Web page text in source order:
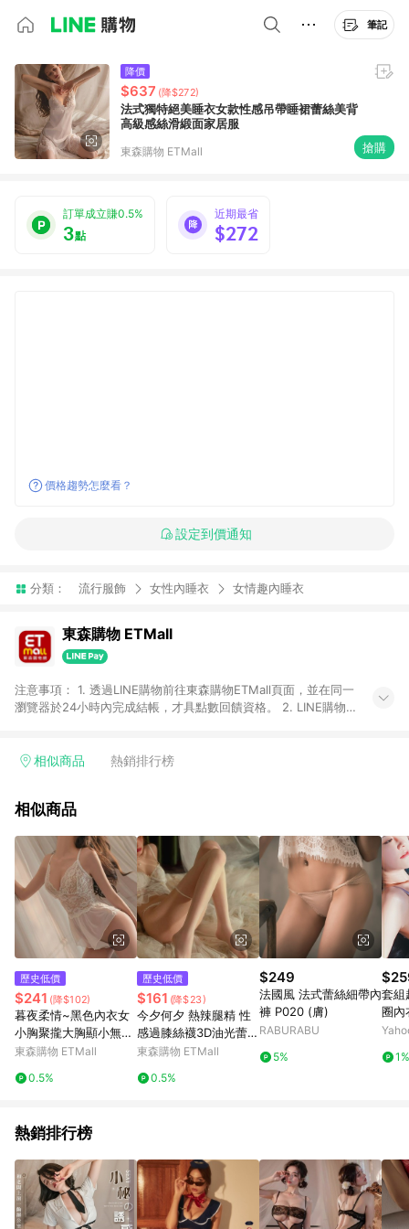
筆記
降價
$637 (降$272)
法式獨特絕美睡衣女款性感吊帶睡裙蕾絲美背
高級感絲滑緞面家居服
東森購物 ETMall 搶購
訂單成立賺0.5%
3點
近期最省
$272
價格趨勢怎麼看？
設定到價通知
分類： 流行服飾 女性內睡衣 女情趣內睡衣
東森購物 ETMall
注意事項： 1. 透過LINE購物前往東森購物ETMall頁面，並在同一
瀏覽器於24小時內完成結帳，才具點數回饋資格。 2. LINE購物
單，皆不在點數回饋範圍內。 3. 如購買以下類別商品，將無法獲
球嚴選、商城、專案商品、「草莓網」全館商品。 4. 如取消訂
回饋。 5. 點數回饋會扣除所有折扣優惠後之最終發票金額計算，
實際回饋請依LINE購物通知為主。 6. 訂單如有使用東森購物
ETMall站內之折扣優惠(包含但不限於東森幣、樂透金、東森現金
券等)，不具點數回饋資格。詳細請依東森購物ETMall之結帳頁面
顯示為準。 7. LINE購物設有「單一商品最高回饋點數」機制(特
殊活動時開放「回饋無上限」)，以同一訂單中同一商品不論件數
計算，並依訂單成立時間當下LINE購物所設定的回饋機制為準。
8. LINE購物為購物資訊整合性平台，商品資料更新會有時間差，
如顯示之商品規格、顏色、價位、贈品與東森購物ETMall銷售網
頁不符，以銷售網頁標示為準。 9. 若有贈點爭議，請務必於訂單
日期+180天以內至LINE購物客服洽詢；若超過180天(含)以上進
行申訴，恕無法贈點回饋。 10. 部分點數紅包僅限指定商品使
用，或不適用於無回饋商品。各點數紅包之適用商品與使用條件
請依點數紅包頁面規則為準。
相似商品 熱銷排行榜
相似商品
歷史低價
$241 (降$102)
暮夜柔情~黑色內衣女
小胸聚攏大胸顯小無鋼
圈不空杯蕾絲文胸胸罩
東森購物 ETMall
0.5%
歷史低價
$161 (降$23)
今夕何夕 熱辣腿精 性
感過膝絲襪3D油光蕾絲
情調火辣超薄黑絲
東森購物 ETMall
0.5%
$249
法國風 法式蕾絲細帶內
褲 P020 (膚)
RABURABU
5%
套組
圈內
內衣
1%
熱銷排行榜